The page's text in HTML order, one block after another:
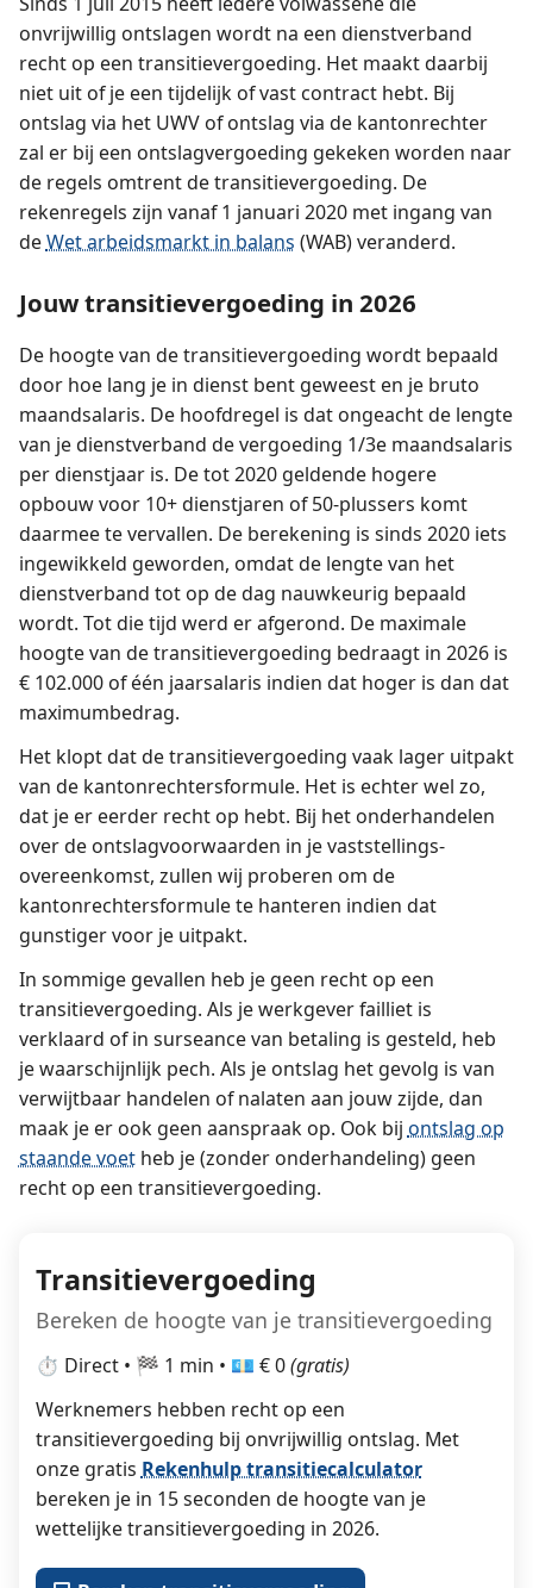
onvrijwillig ontslagen wordt na een dienstverband
recht op een transitievergoeding. Het maakt daarbij
niet uit of je een tijdelijk of vast contract hebt. Bij
ontslag via het UWV of ontslag via de kantonrechter
zal er bij een ontslagvergoeding gekeken worden naar
de regels omtrent de transitievergoeding. De
rekenregels zijn vanaf 1 januari 2020 met ingang van
deWet arbeidsmarkt in balans (WAB) veranderd.
Jouw transitievergoeding in 2026
De hoogte van de transitievergoeding wordt bepaald
door hoe lang je in dienst bent geweest en je bruto
maandsalaris. De hoofdregel is dat ongeacht de lengte
van je dienstverband de vergoeding 1/3e maandsalaris
per dienstjaar is. De tot 2020 geldende hogere
opbouw voor 10+ dienstjaren of 50-plussers komt
daarmee te vervallen. De berekening is sinds 2020 iets
ingewikkeld geworden, omdat de lengte van het
dienstverband tot op de dag nauwkeurig bepaald
wordt. Tot die tijd werd er afgerond. De maximale
hoogte van de transitievergoeding bedraagt in 2026 is
€ 102.000 of één jaarsalaris indien dat hoger is dan dat
maximumbedrag.
Het klopt dat de transitievergoeding vaak lager uitpakt
van de kantonrechtersformule. Het is echter wel zo,
dat je er eerder recht op hebt. Bij het onderhandelen
over de ontslagvoorwaarden in je vaststellings­
overeenkomst, zullen wij proberen om de
kantonrechtersformule te hanteren indien dat
gunstiger voor je uitpakt.
In sommige gevallen heb je geen recht op een
transitievergoeding. Als je werkgever failliet is
verklaard of in surseance van betaling is gesteld, heb
je waarschijnlijk pech. Als je ontslag het gevolg is van
verwijtbaar handelen of nalaten aan jouw zijde, dan
maak je er ook geen aanspraak op. Ook bijontslag op
staande voetheb je (zonder onderhandeling) geen
recht op een transitievergoeding.
Transitievergoeding
Bereken de hoogte van je transitievergoeding
⏱️ Direct • 🏁 1 min • 💶 € 0(gratis)
Werknemers hebben recht op een
transitievergoeding bij onvrijwillig ontslag. Met
onze gratis Rekenhulp transitiecalculator
bereken je in 15 seconden de hoogte van je
wettelijke transitievergoeding in 2026.